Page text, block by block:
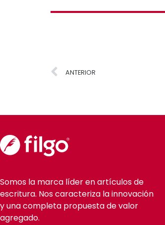
ANTERIOR
Somos la marca líder en artículos de
escritura. Nos caracteriza la innovación
y una completa propuesta de valor
agregado.